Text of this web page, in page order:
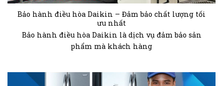
Bảo hành điều hòa Daikin – Đảm bảo chất lượng tối
ưu nhất
Bảo hành điều hòa Daikin là dịch vụ đảm bảo sản
phẩm mà khách hàng